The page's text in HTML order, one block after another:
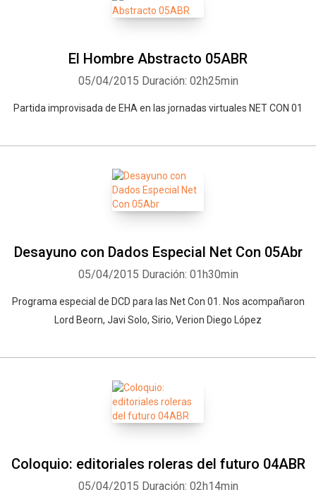
El Hombre Abstracto 05ABR
05/04/2015 Duración: 02h25min
Partida improvisada de EHA en las jornadas virtuales NET CON 01
Desayuno con Dados Especial Net Con 05Abr
05/04/2015 Duración: 01h30min
Programa especial de DCD para las Net Con 01. Nos acompañaron
Lord Beorn, Javi Solo, Sirio, Verion Diego López
Coloquio: editoriales roleras del futuro 04ABR
05/04/2015 Duración: 02h14min